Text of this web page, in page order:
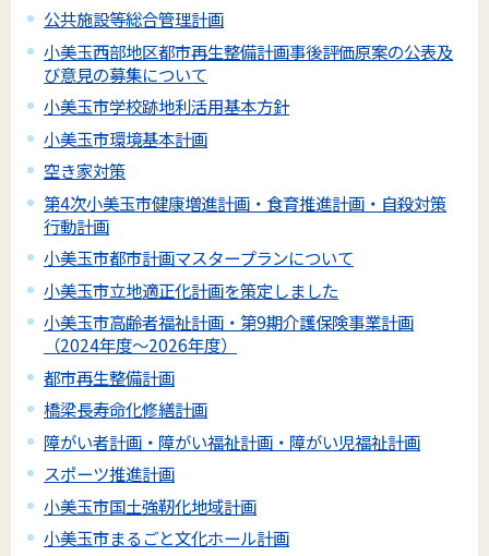
公共施設等総合管理計画
小美玉西部地区都市再生整備計画事後評価原案の公表及
び意見の募集について
小美玉市学校跡地利活用基本方針
小美玉市環境基本計画
空き家対策
第4次小美玉市健康増進計画・食育推進計画・自殺対策
行動計画
小美玉市都市計画マスタープランについて
小美玉市立地適正化計画を策定しました
小美玉市高齢者福祉計画・第9期介護保険事業計画
（2024年度～2026年度）
都市再生整備計画
橋梁長寿命化修繕計画
障がい者計画・障がい福祉計画・障がい児福祉計画
スポーツ推進計画
小美玉市国土強靭化地域計画
小美玉市まるごと文化ホール計画